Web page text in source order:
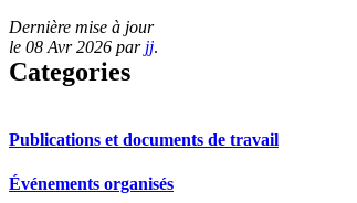
Dernière mise à jour
le 08 Avr 2026 par jj.
Categories
Publications et documents de travail
Événements organisés